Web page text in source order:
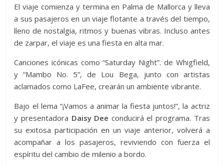
El viaje comienza y termina en Palma de Mallorca y lleva
a sus pasajeros en un viaje flotante a través del tiempo,
lleno de nostalgia, ritmos y buenas vibras. Incluso antes
de zarpar, el viaje es una fiesta en alta mar.
Canciones icónicas como “Saturday Night”. de Whigfield,
y “Mambo No. 5”, de Lou Bega, junto con artistas
aclamados como LaFee, crearán un ambiente vibrante.
Bajo el lema “¡Vamos a animar la fiesta juntos!”, la actriz
y presentadora Daisy Dee conducirá el programa. Tras
su exitosa participación en un viaje anterior, volverá a
acompañar a los pasajeros, reviviendo con fuerza el
espíritu del cambio de milenio a bordo.